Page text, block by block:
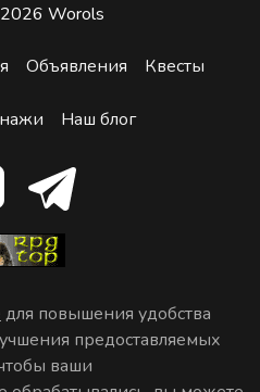
Worols
Объявления Квесты
Наш блог
для повышения удобства
предоставляемых
ваши